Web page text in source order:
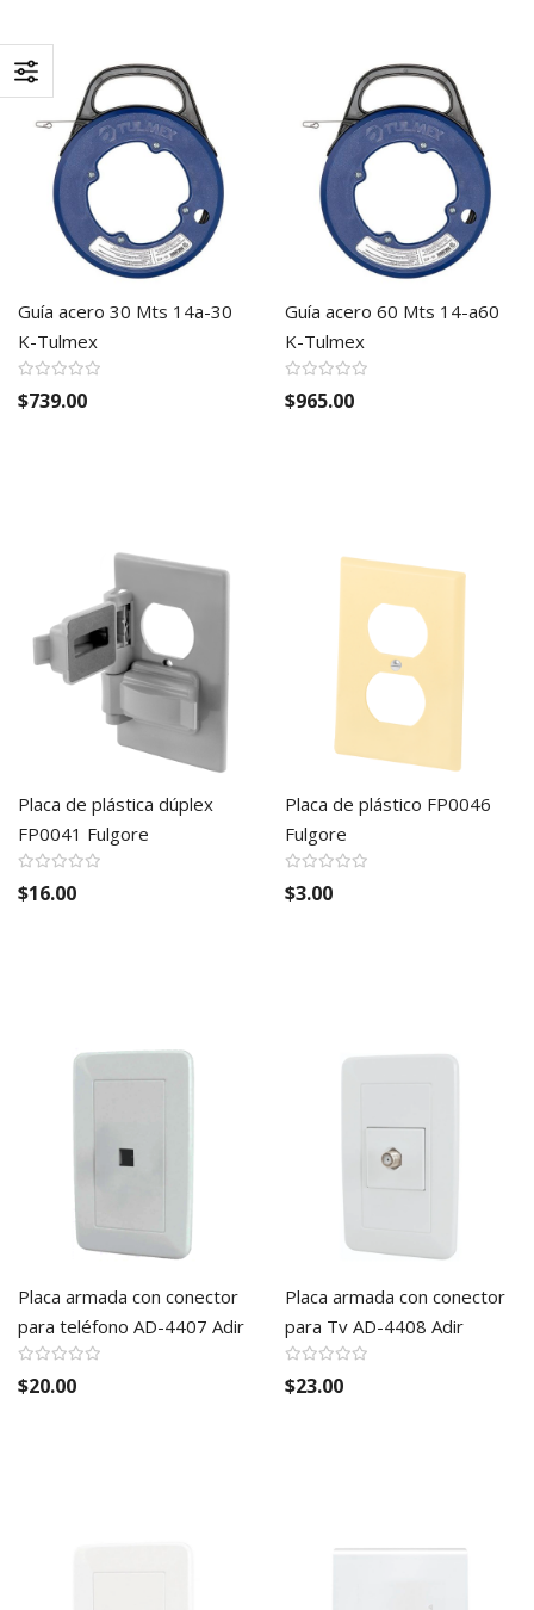
Guía acero 30 Mts 14a-30
K-Tulmex
$739.00
Guía acero 60 Mts 14-a60
K-Tulmex
$965.00
Placa de plástica dúplex
FP0041 Fulgore
$16.00
Placa de plástico FP0046
Fulgore
$3.00
Placa armada con conector
para teléfono AD-4407 Adir
$20.00
Placa armada con conector
para Tv AD-4408 Adir
$23.00